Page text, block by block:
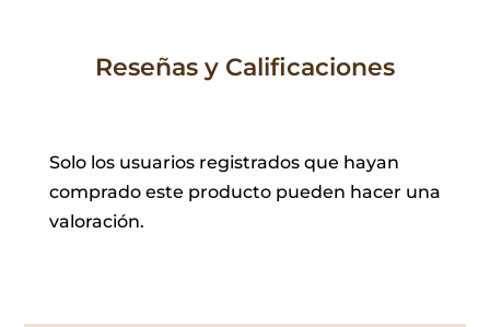
Reseñas y Calificaciones
Solo los usuarios registrados que hayan
comprado este producto pueden hacer una
valoración.